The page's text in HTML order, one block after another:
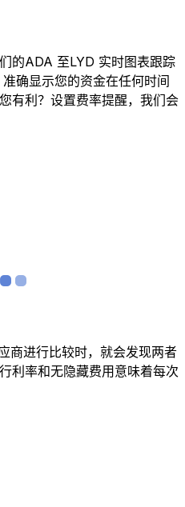
的ADA 至LYD 实时图表跟踪
确显示您的资金在任何时间
有利？设置费率提醒，我们会
商进行比较时，就会发现两者
利率和无隐藏费用意味着每次